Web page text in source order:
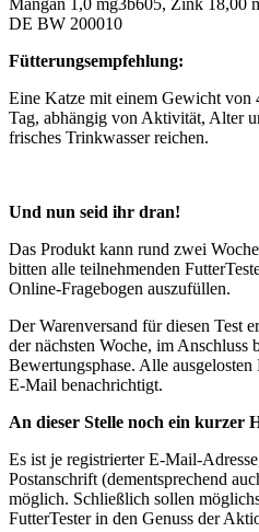
Mangan 1,0 mg3b605, Zink 18,00
DE BW 200010
Fütterungsempfehlung:
Eine Katze mit einem Gewicht von
Tag, abhängig von Aktivität, Alter
frisches Trinkwasser reichen.
Und nun seid ihr dran!
Das Produkt kann rund zwei
bitten alle teilnehmenden
Online-Fragebogen auszufüllen.
Der Warenversand für diesen Test
der nächsten Woche, im Anschluss
Bewertungsphase. Alle
E-Mail benachrichtigt.
An dieser Stelle noch ein kurzer
Es ist je registrierter E-Mail-
Postanschrift (dementsprechend
möglich. Schließlich sollen
FutterTester in den Genuss der